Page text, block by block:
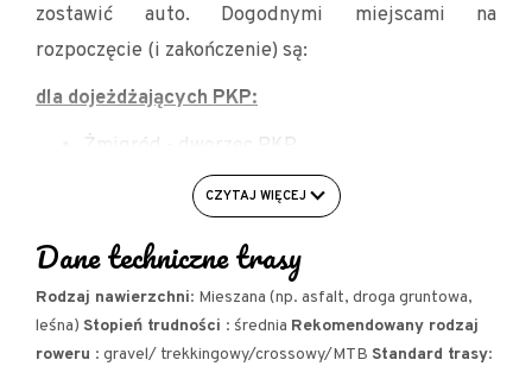
zostawić auto. Dogodnymi miejscami na
rozpoczęcie (i zakończenie) są:
dla dojeżdżających PKP:
Żmigród - dworzec PKP
Skokowa - stacja PKP
Żmigród - Zespół Pałacowo - Parkowy lub
parking przy ul. Sportowej, naprzeciwko OSiR
Osiek - parking przy świetlicy wiejskiej
CZYTAJ WIĘCEJ
Dane techniczne trasy
Rodzaj nawierzchni: Mieszana (np. asfalt, droga gruntowa,
leśna) Stopień trudności : średnia Rekomendowany rodzaj
roweru : gravel/ trekkingowy/crossowy/MTB Standard trasy: